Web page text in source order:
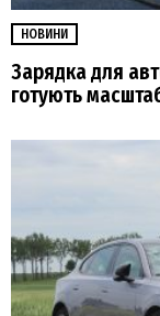
НОВИНИ
Зарядка для
готують